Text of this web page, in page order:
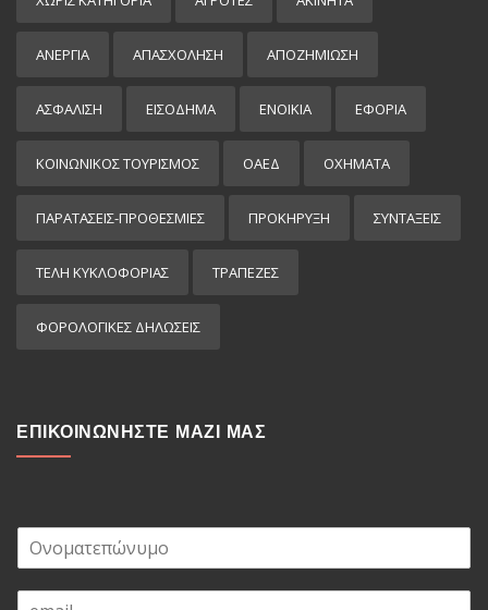
ΑΝΕΡΓΙΑ ΑΠΑΣΧΟΛΗΣΗ ΑΠΟΖΗΜΙΩΣΗ
ΑΣΦΑΛΙΣΗ ΕΙΣΌΔΗΜΑ ΕΝΟΙΚΙΑ ΕΦΟΡΙΑ
ΚΟΙΝΩΝΙΚΟΣ ΤΟΥΡΙΣΜΟΣ ΟΑΕΔ ΟΧΗΜΑΤΑ
ΠΑΡΑΤΑΣΕΙΣ-ΠΡΟΘΕΣΜΙΕΣ ΠΡΟΚΉΡΥΞΗ ΣΥΝΤΑΞΕΙΣ
ΤΕΛΗ ΚΥΚΛΟΦΟΡΙΑΣ ΤΡΑΠΕΖΕΣ
ΦΟΡΟΛΟΓΙΚΕΣ ΔΗΛΩΣΕΙΣ
ΕΠΙΚΟΙΝΩΝΗΣΤΕ ΜΑΖΙ ΜΑΣ